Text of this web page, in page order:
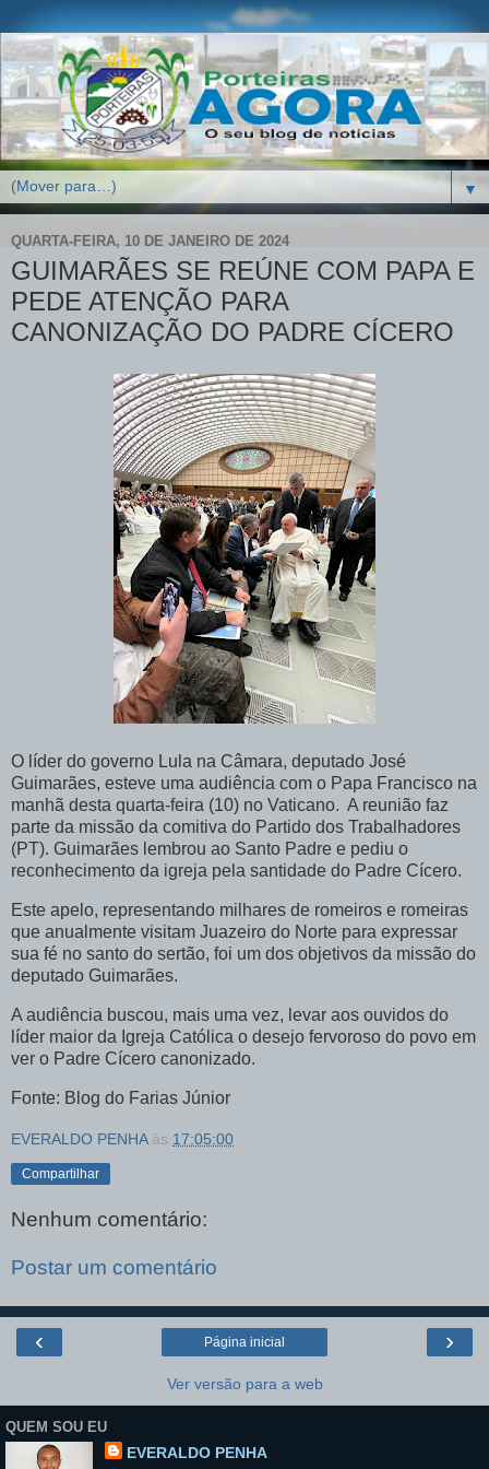
▼
QUARTA-FEIRA, 10 DE JANEIRO DE 2024
GUIMARÃES SE REÚNE COM PAPA E
PEDE ATENÇÃO PARA
CANONIZAÇÃO DO PADRE CÍCERO
O líder do governo Lula na Câmara, deputado José
Guimarães, esteve uma audiência com o Papa Francisco na
manhã desta quarta-feira (10) no Vaticano. A reunião faz
parte da missão da comitiva do Partido dos Trabalhadores
(PT). Guimarães lembrou ao Santo Padre e pediu o
reconhecimento da igreja pela santidade do Padre Cícero.
Este apelo, representando milhares de romeiros e romeiras
que anualmente visitam Juazeiro do Norte para expressar
sua fé no santo do sertão, foi um dos objetivos da missão do
deputado Guimarães.
A audiência buscou, mais uma vez, levar aos ouvidos do
líder maior da Igreja Católica o desejo fervoroso do povo em
ver o Padre Cícero canonizado.
Fonte: Blog do Farias Júnior
EVERALDO PENHA às 17:05:00
Compartilhar
Nenhum comentário:
Postar um comentário
‹ ›
Página inicial
Ver versão para a web
QUEM SOU EU
EVERALDO PENHA